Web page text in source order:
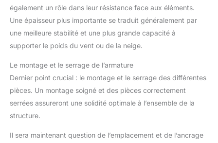
également un rôle dans leur résistance face aux éléments.
Une épaisseur plus importante se traduit généralement par
une meilleure stabilité et une plus grande capacité à
supporter le poids du vent ou de la neige.
Le montage et le serrage de l’armature
Dernier point crucial : le montage et le serrage des différentes
pièces. Un montage soigné et des pièces correctement
serrées assureront une solidité optimale à l’ensemble de la
structure.
Il sera maintenant question de l’emplacement et de l’ancrage